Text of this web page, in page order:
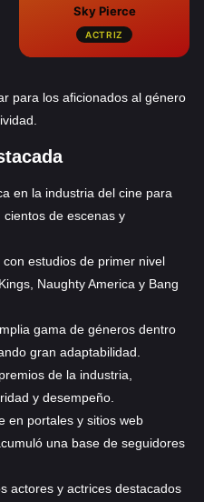
Sky Pierce
ACTRIZ
para los aficionados al género
en la industria del cine para
de escenas y
estudios de primer nivel
Naughty America y Bang
gama de géneros dentro
gran adaptabilidad.
de la industria,
y desempeño.
en portales y sitios web
una base de seguidores
actores y actrices destacados